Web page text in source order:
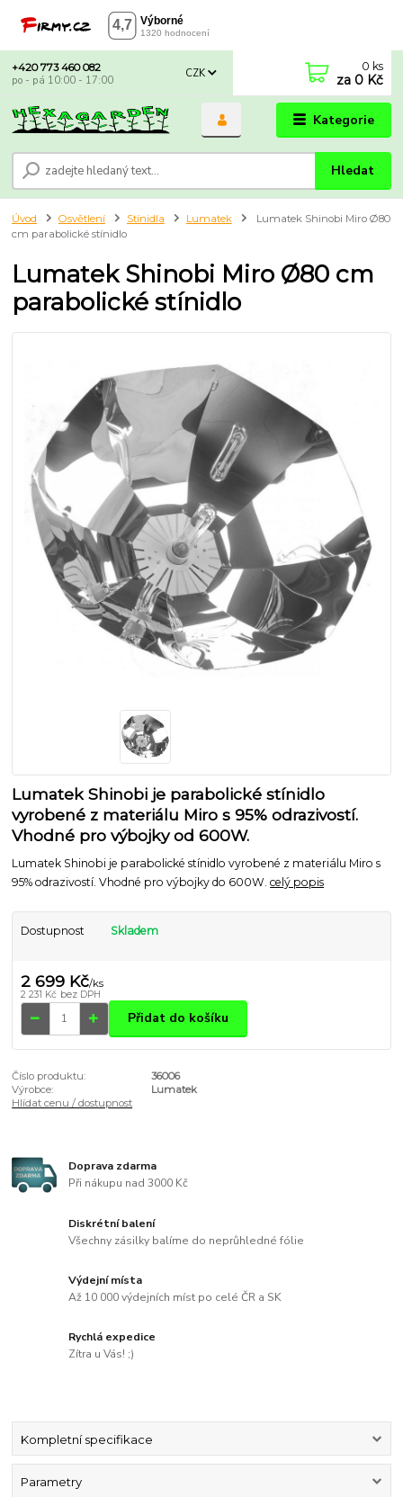
Kategorie
CZK
Hledat
+420 773 460 082
po - pá 10:00 - 17:00
0 ks
za 0 Kč
Úvod Osvětlení Stínidla Lumatek
Lumatek Shinobi Miro Ø80
cm parabolické stínidlo
Lumatek Shinobi Miro Ø80 cm
parabolické stínidlo
Lumatek Shinobi je parabolické stínidlo
vyrobené z materiálu Miro s 95% odrazivostí.
Vhodné pro výbojky od 600W.
Lumatek Shinobi je parabolické stínidlo vyrobené z materiálu Miro s
95% odrazivostí. Vhodné pro výbojky do 600W.celý popis
Dostupnost Skladem
2 699 Kč/ks
2 231 Kč bez DPH
Přidat do košíku
Číslo produktu:
36006
Výrobce:
Lumatek
Hlídat cenu / dostupnost
Doprava zdarma
Při nákupu nad 3000 Kč
Diskrétní balení
Všechny zásilky balíme do neprůhledné fólie
Výdejní místa
Až 10 000 výdejních míst po celé ČR a SK
Rychlá expedice
Zítra u Vás! ;)
Kompletní specifikace
Parametry